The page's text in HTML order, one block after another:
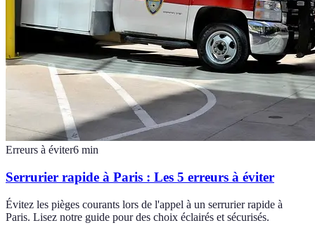
Erreurs à éviter6 min
Serrurier rapide à Paris : Les 5 erreurs à éviter
Évitez les pièges courants lors de l'appel à un serrurier rapide à
Paris. Lisez notre guide pour des choix éclairés et sécurisés.